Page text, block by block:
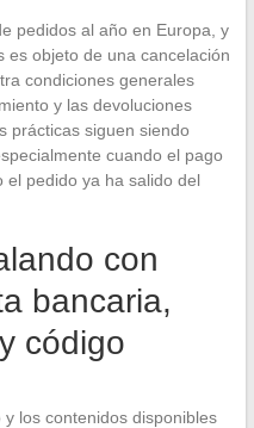
pedidos al año en Europa, y
es objeto de una cancelación
condiciones generales
y las devoluciones
prácticas siguen siendo
cuando el pago
el pedido ya ha salido del
con
bancaria,
código
los contenidos disponibles